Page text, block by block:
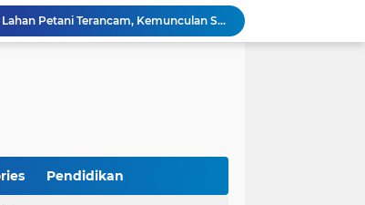
Kasus Blok 12 Cipare Pancawati, Lahan Petani Terancam, Kemunculan Sertipikat PRONA jadi Sorotan
Dari Penegakan Hukum hingga Stabilitas Politik: Menko Polkam Rinci Alokasi Anggaran 2026
ke Dunia Politik Semarang
Diduga Bertentangan dengan SK Kementerian, BPN Bogor I Terbitkan Perpanjangan HGB PT BSS di Lahan yang Masih Dipersoalkan
Pendidikan